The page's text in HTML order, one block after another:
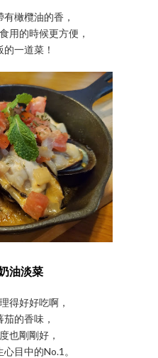
橄欖油的香，
用的時候更方便，
一道菜！
油淡菜
得好好吃啊，
的香味，
也剛剛好，
目中的No.1。